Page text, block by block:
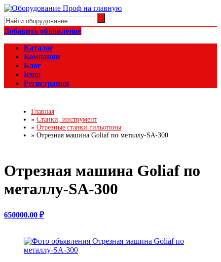
Добавить объявление
Каталог
Компании
Блог
Вход
Регистрация
Главная
» Станки, инструмент
» Отрезные станки гильотины
» Отрезная машина Goliaf по металлу-SA-300
Отрезная машина Goliaf по
металлу-SA-300
650000.00 ₽